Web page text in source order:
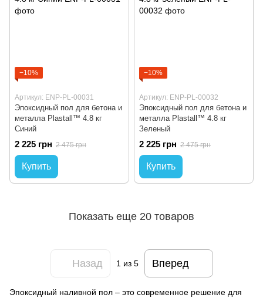
−10%
Артикул: ENP-PL-00031
Эпоксидный пол для бетона и
металла Plastall™ 4.8 кг
Синий
2 225 грн 2 475 грн
Купить
−10%
Артикул: ENP-PL-00032
Эпоксидный пол для бетона и
металла Plastall™ 4.8 кг
Зеленый
2 225 грн 2 475 грн
Купить
Показать еще 20 товаров
Назад 1 из 5 Вперед
Эпоксидный наливной пол – это современное решение для